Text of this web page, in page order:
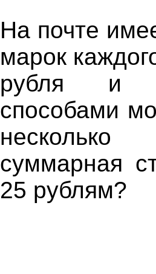
На почте
марок
рубля и
способами
суммарная
25 рублям?